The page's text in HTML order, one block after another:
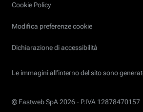
Cookie Policy
Modifica preferenze cookie
Dichiarazione di accessibilità
Le immagini all’interno del sito sono
© Fastweb SpA 2026 - P.IVA 12878470157